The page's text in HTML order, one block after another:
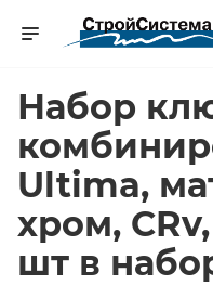
Набор
Ultima,
хром,
шт в